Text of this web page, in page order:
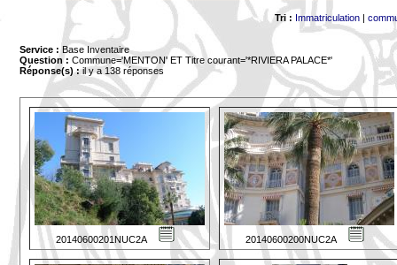
Tri : Immatriculation|
Service : Base Inventaire
Question : Commune='MENTON' ET Titre courant='*RIVIERA PALACE*'
Réponse(s) :il y a 138 réponses
20140600201NUC2A 20140600200NUC2A